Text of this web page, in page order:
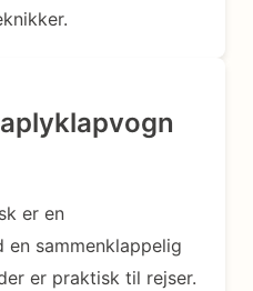
er en
sammenklappelig
er praktisk til rejser.